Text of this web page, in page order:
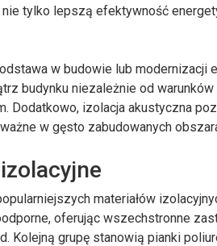
tylko lepszą efektywność
w budowie lub modernizacji
budynku niezależnie od
Dodatkowo, izolacja akustyczna
w gęsto zabudowanych
materiałów
oferując wszechstronne
Kolejną grupę stanowią pianki